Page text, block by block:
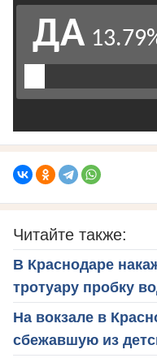
Читайте также:
В Краснодаре
тротуару пробку
На вокзале в
сбежавшую из